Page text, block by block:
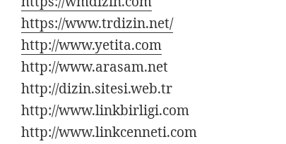
https://www.trdizin.net/
http://www.yetita.com
http://www.arasam.net
http://dizin.sitesi.web.tr
http://www.linkbirligi.com
http://www.linkcenneti.com